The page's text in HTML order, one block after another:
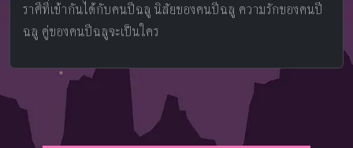
ราศีที่เข้ากันได้กับคนปีฉลู นิสัยของคนปีฉลู ความรักของคนปี
ฉลู คู่ของคนปีฉลูจะเป็นใคร